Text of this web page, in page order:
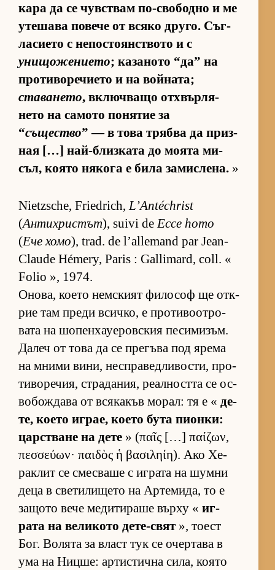
кара да се чув­с­т­вам по-сво­бодно и ме
уте­шава по­вече от всяко дру­го. Съг­
ла­си­ето с не­пос­то­ян­с­т­вото и с
унищожението; ка­за­ното “да” на
про­ти­во­ре­чи­ето и на вой­на­та;
ставането, включ­ващо от­х­вър­ля­
нето на са­мото по­ня­тие за
“същество” — в това трябва да приз­
ная […] най-близ­ката до мо­ята ми­
съл, ко­ято ня­кога е била за­мис­ле­на. »
Nietzsche, Friedrich,L’Antéchrist
(Антихристът), suivi deEcce homo
(Ече хомо), trad. de l’allemand par Jean-
Claude Hémery, Paris : Gallimard, coll. «
Folio », 1974.
Оно­ва, ко­ето нем­с­кият фи­ло­соф ще от­к­
рие там преди всич­ко, е про­ти­во­от­ро­
вата на шо­пен­ха­уе­ров­с­кия пе­си­ми­зъм.
Да­леч от това да се пре­гъва под ярема
на мними ви­ни, нес­п­ра­вед­ли­вос­ти, про­
ти­во­ре­чия, стра­да­ния, ре­ал­ността се ос­
во­бож­дава от вся­ка­къв мо­рал: тя е « де­
те, ко­ето иг­рае, ко­ето бута пи­он­ки:
цар­с­т­ване на дете » (παῖς […] παίζων,
πεσσεύων· παιδὸς ἡ βασιληίη). Ако Хе­
рак­лит се смес­ваше с иг­рата на шумни
деца в све­ти­ли­щето на Ар­те­ми­да, то е
за­щото вече ме­ди­ти­раше върху « иг­
рата на ве­ли­кото де­те-свят », то­ест
Бог. Во­лята за власт тук се очер­тава в
ума на Ниц­ше: ар­тис­тична си­ла, ко­ято